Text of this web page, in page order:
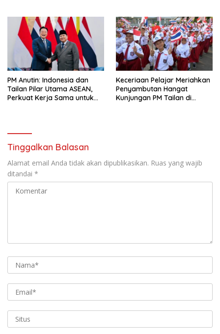
PM Anutin: Indonesia dan
Tailan Pilar Utama ASEAN,
Perkuat Kerja Sama untuk
Keceriaan Pelajar Meriahkan
Penyambutan Hangat
Kunjungan PM Tailan di
Tinggalkan Balasan
Alamat email Anda tidak akan dipublikasikan. Ruas yang wajib
ditandai *